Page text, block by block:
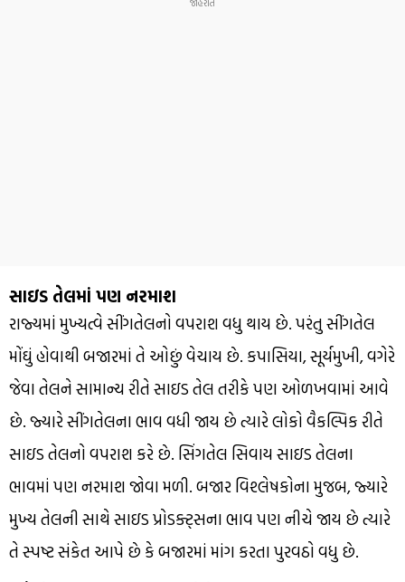
સાઇડ તેલમાં પણ નરમાશ
રાજ્યમાં મુખ્યત્વે સીંગતેલનો વપરાશ વધુ થાય છે. પરંતુ સીંગતેલ
મોંઘું હોવાથી બજારમાં તે ઓછું વેચાય છે. કપાસિયા, સૂર્યમુખી, વગેરે
જેવા તેલને સામાન્ય રીતે સાઇડ તેલ તરીકે પણ ઓળખવામાં આવે
છે. જ્યારે સીંગતેલના ભાવ વધી જાય છે ત્યારે લોકો વૈકલ્પિક રીતે
સાઇડ તેલનો વપરાશ કરે છે. સિંગતેલ સિવાય સાઇડ તેલના
ભાવમાં પણ નરમાશ જોવા મળી. બજાર વિશ્લેષકોના મુજબ, જ્યારે
મુખ્ય તેલની સાથે સાઇડ પ્રોડક્ટ્સના ભાવ પણ નીચે જાય છે ત્યારે
તે સ્પષ્ટ સંકેત આપે છે કે બજારમાં માંગ કરતા પુરવઠો વધુ છે.